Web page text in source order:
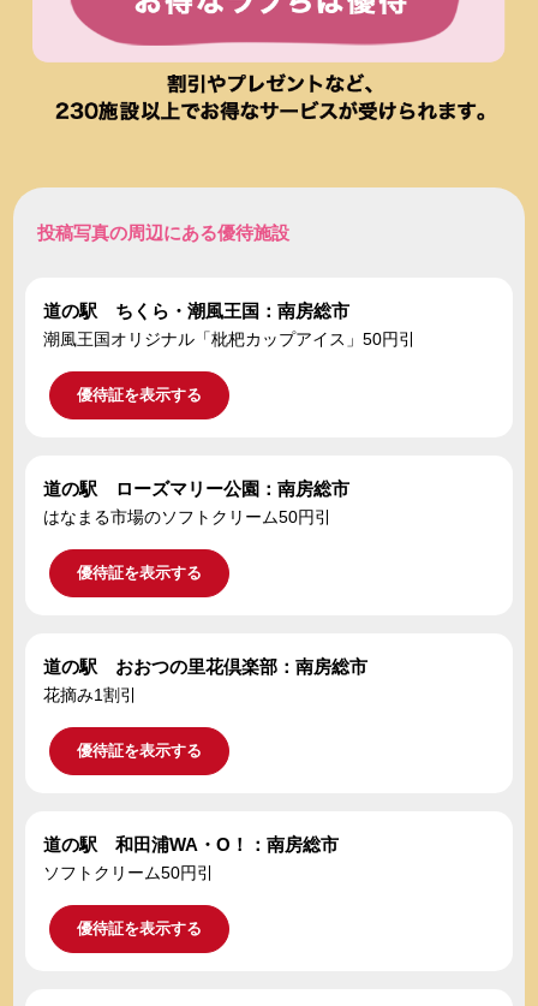
投稿写真の周辺にある優待施設
道の駅 ちくら・潮風王国：南房総市
潮風王国オリジナル「枇杷カップアイス」50円引
優待証を表示する
道の駅 ローズマリー公園：南房総市
はなまる市場のソフトクリーム50円引
優待証を表示する
道の駅 おおつの里花倶楽部：南房総市
花摘み1割引
優待証を表示する
道の駅 和田浦WA・O！：南房総市
ソフトクリーム50円引
優待証を表示する